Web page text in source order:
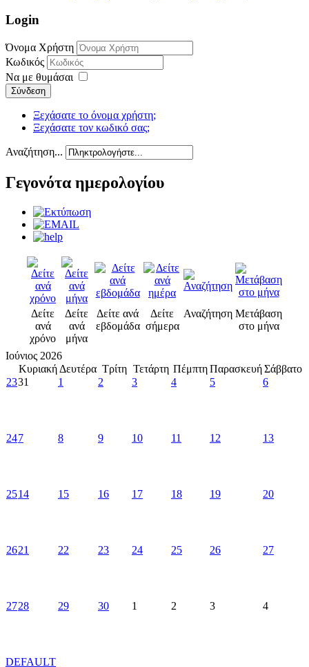
Login
Όνομα Χρήστη
Κωδικός
Να με θυμάσαι
Σύνδεση
Ξεχάσατε το όνομα χρήστη;
Ξεχάσατε τον κωδικό σας;
Αναζήτηση...
Γεγονότα ημερολογίου
Δείτε
ανά
χρόνο
Δείτε
ανά
μήνα
Δείτε ανά
εβδομάδα
Δείτε
σήμερα
Αναζήτηση Μετάβαση
στο μήνα
Ιούνιος 2026
Κυριακή Δευτέρα Τρίτη Τετάρτη Πέμπτη ΠαρασκευήΣάββατο
2331 1 2 3 4 5 6
247 8 9 10 11 12 13
2514 15 16 17 18 19 20
2621 22 23 24 25 26 27
2728 29 30 1 2 3 4
DEFAULT